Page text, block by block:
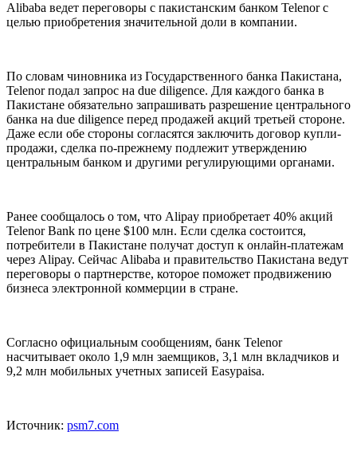
Alibaba ведет переговоры с пакистанским банком Telenor с
целью приобретения значительной доли в компании.
По словам чиновника из Государственного банка Пакистана,
Telenor подал запрос на due diligence. Для каждого банка в
Пакистане обязательно запрашивать разрешение центрального
банка на due diligence перед продажей акций третьей стороне.
Даже если обе стороны согласятся заключить договор купли-
продажи, сделка по-прежнему подлежит утверждению
центральным банком и другими регулирующими органами.
Ранее сообщалось о том, что Alipay приобретает 40% акций
Telenor Bank по цене $100 млн. Если сделка состоится,
потребители в Пакистане получат доступ к онлайн-платежам
через Alipay. Сейчас Alibaba и правительство Пакистана ведут
переговоры о партнерстве, которое поможет продвижению
бизнеса электронной коммерции в стране.
Согласно официальным сообщениям, банк Telenor
насчитывает около 1,9 млн заемщиков, 3,1 млн вкладчиков и
9,2 млн мобильных учетных записей Easypaisa.
Источник: psm7.com